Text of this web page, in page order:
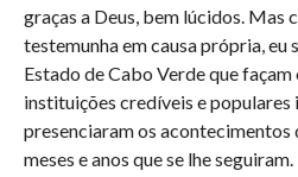
graças a Deus, bem lúcidos. Mas
testemunha em causa própria, eu
Estado de Cabo Verde que
instituições credíveis e populares
presenciaram os acontecimentos
meses e anos que se lhe seguiram.